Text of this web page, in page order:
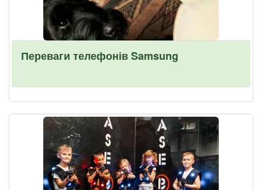
Переваги телефонів Samsung